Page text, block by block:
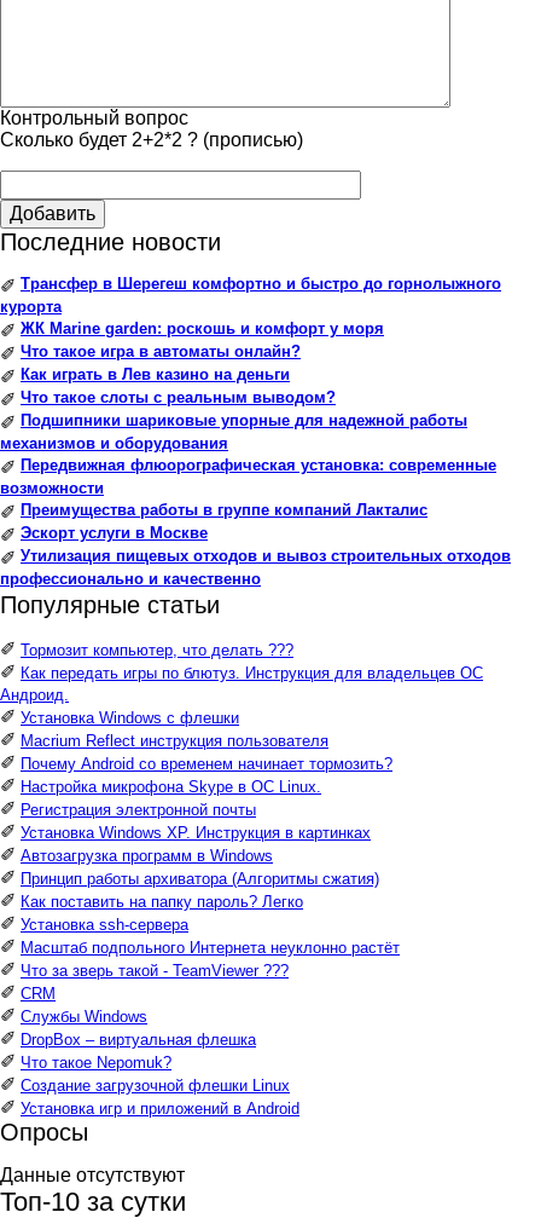
Контрольный вопрос
Сколько будет 2+2*2 ? (прописью)
Добавить
Последние новости
✐ Трансфер в Шерегеш комфортно и быстро до горнолыжного
курорта
✐ ЖК Marine garden: роскошь и комфорт у моря
✐ Что такое игра в автоматы онлайн?
✐ Как играть в Лев казино на деньги
✐ Что такое слоты с реальным выводом?
✐ Подшипники шариковые упорные для надежной работы
механизмов и оборудования
✐ Передвижная флюорографическая установка: современные
возможности
✐ Преимущества работы в группе компаний Лакталис
✐ Эскорт услуги в Москве
✐ Утилизация пищевых отходов и вывоз строительных отходов
профессионально и качественно
Популярные статьи
✐ Тормозит компьютер, что делать ???
✐ Как передать игры по блютуз. Инструкция для владельцев ОС
Андроид.
✐ Установка Windows с флешки
✐ Macrium Reflect инструкция пользователя
✐ Почему Android со временем начинает тормозить?
✐ Настройка микрофона Skype в ОС Linux.
✐ Регистрация электронной почты
✐ Установка Windows XP. Инструкция в картинках
✐ Автозагрузка программ в Windows
✐ Принцип работы архиватора (Алгоритмы сжатия)
✐ Как поставить на папку пароль? Легко
✐ Установка ssh-сервера
✐ Масштаб подпольного Интернета неуклонно растёт
✐ Что за зверь такой - TeamViewer ???
✐ CRM
✐ Службы Windows
✐ DropBox – виртуальная флешка
✐ Что такое Nepomuk?
✐ Создание загрузочной флешки Linux
✐ Установка игр и приложений в Android
Опросы
Данные отсутствуют
Топ-10 за сутки